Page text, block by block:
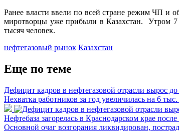
Ранее власти ввели по всей стране режим ЧП и
миротворцы уже прибыли в Казахстан. Утром 7
тысяч человек.
нефтегазовый рынок Казахстан
Еще по теме
Дефицит кадров в нефтегазовой отрасли вырос
Нехватка работников за год увеличилась на 6
Нефтебаза загорелась в Краснодарском крае
Основной очаг возгорания ликвидирован,